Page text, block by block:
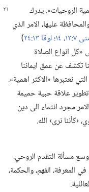
الروحيات».‏ يدرك
عليها،‏ الامر الذي
١٤؛‏ لوقا ١٣:‏٢٤
‏)‏
انواع الصلاة
تكشف عن عمق ايماننا
نعتبرها «الاكثر اهمية».‏
علاقة حبية حميمة
مجرد انتماء الى دين
نرى› الله.‏
مسألة التقدم الروحي.‏
ثلاثة مجالات للتقدم:‏ (‏١)‏ النمو في المعرفة،‏ الفهم،‏ والحكمة،‏